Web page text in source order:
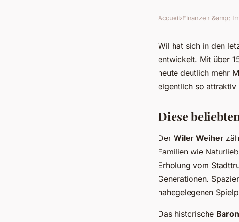
Wil als
digitale innovation
Accueil›Finanzen &amp;
Wil hat sich in den
entwickelt. Mit über
heute deutlich mehr
eigentlich so attraktiv
Diese
Der Wiler Weiher
Familien wie
Erholung vom
Generationen.
nahegelegenen
Das historische